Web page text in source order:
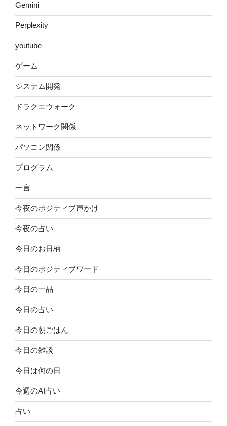
Gemini
Perplexity
youtube
ゲーム
システム開発
ドラクエウォーク
ネットワーク関係
パソコン関係
プログラム
一言
今夜のポジティブ声かけ
今夜の占い
今日のお日柄
今日のポジティブワード
今日の一品
今日の占い
今日の朝ごはん
今日の雑談
今日は何の日
今週のAI占い
占い